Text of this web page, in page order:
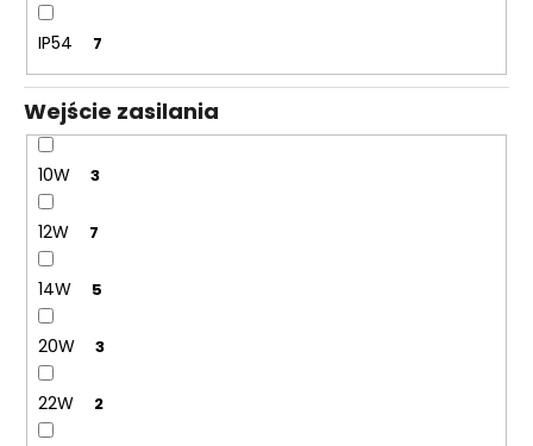
IP54 7
Wejście zasilania
10W 3
12W 7
14W 5
20W 3
22W 2